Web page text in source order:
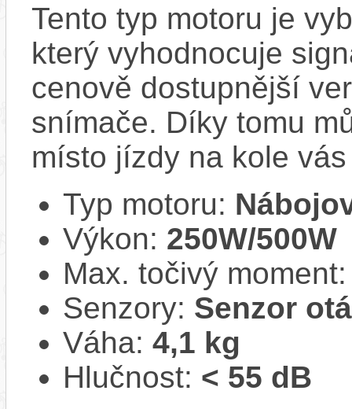
Tento typ motoru je
který vyhodnocuje
cenově dostupnější
snímače. Díky tomu
místo jízdy na kole
Typ motoru:
Výkon: 250W/500W
Max. točivý
Senzory: Senzor
Váha: 4,1 kg
Hlučnost: < 55 dB